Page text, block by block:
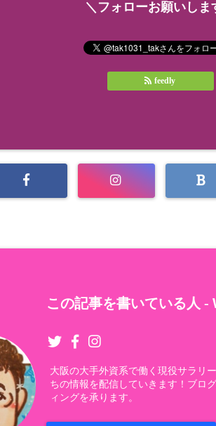
＼フォローお願いしま
feedly
この記事を書いている人 -
大阪の大手外資系で働く現役サラリ
ちの情報を配信していきます！ブロ
ィングを承ります。